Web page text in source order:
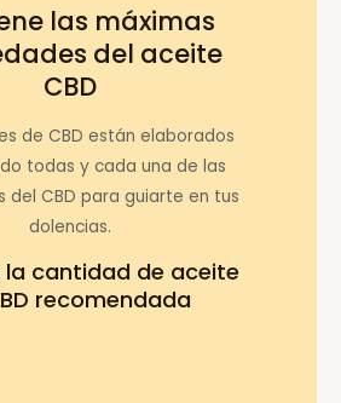
las máximas
del aceite
CBD
de CBD están elaborados
todas y cada una de las
del CBD para guiarte en tus
dolencias.
cantidad de aceite
recomendada